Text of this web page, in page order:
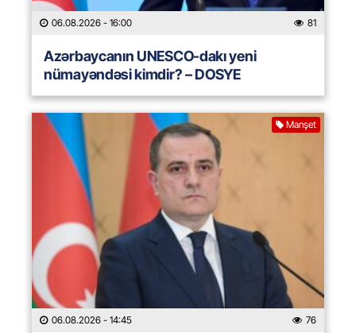
06.08.2026 - 16:00 81
Azərbaycanın UNESCO-dakı yeni
nümayəndəsi kimdir? – DOSYE
Manşet
06.08.2026 - 14:45 76